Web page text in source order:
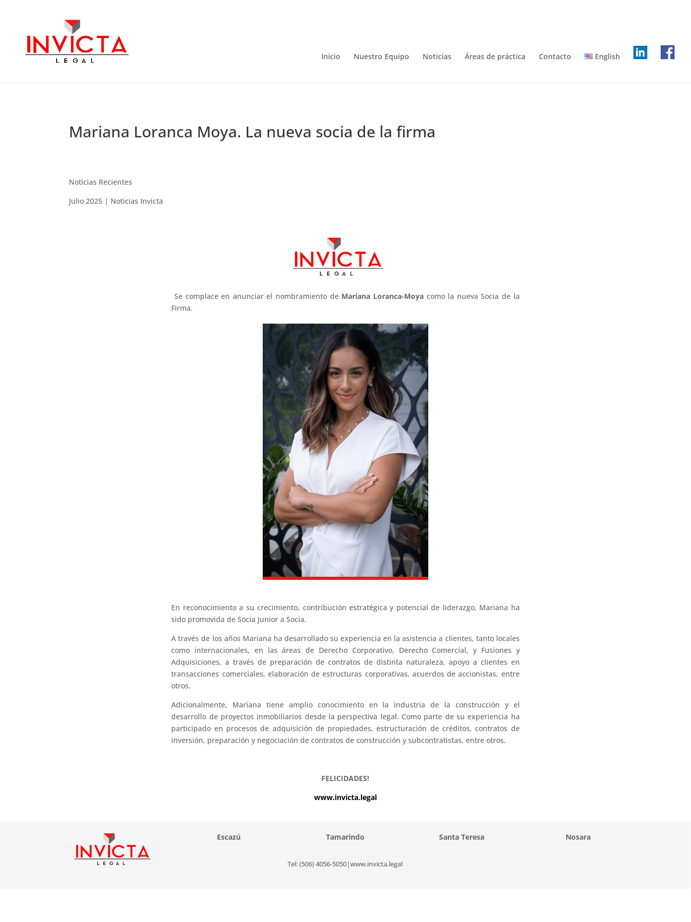
Inicio Nuestro Equipo Noticias Áreas de práctica Contacto English
Mariana Loranca Moya. La nueva socia de la firma
Noticias Recientes
Julio 2025 | Noticias Invicta
Se complace en anunciar el nombramiento de Mariana Loranca-Moyacomo la nueva Socia de la
Firma.
En reconocimiento a su crecimiento, contribución estratégica y potencial de liderazgo, Mariana ha
sido promovida de Socia Junior a Socia.
A través de los años Mariana ha desarrollado su experiencia en la asistencia a clientes, tanto locales
como internacionales, en las áreas de Derecho Corporativo, Derecho Comercial, y Fusiones y
Adquisiciones, a través de preparación de contratos de distinta naturaleza, apoyo a clientes en
transacciones comerciales, elaboración de estructuras corporativas, acuerdos de accionistas, entre
otros.
Adicionalmente, Mariana tiene amplio conocimiento en la industria de la construcción y el
desarrollo de proyectos inmobiliarios desde la perspectiva legal. Como parte de su experiencia ha
participado en procesos de adquisición de propiedades, estructuración de créditos, contratos de
inversión, preparación y negociación de contratos de construcción y subcontratistas, entre otros.
FELICIDADES!
www.invicta.legal
Escazú Tamarindo Santa Teresa Nosara
Tel: (506) 4056-5050|www.invicta.legal